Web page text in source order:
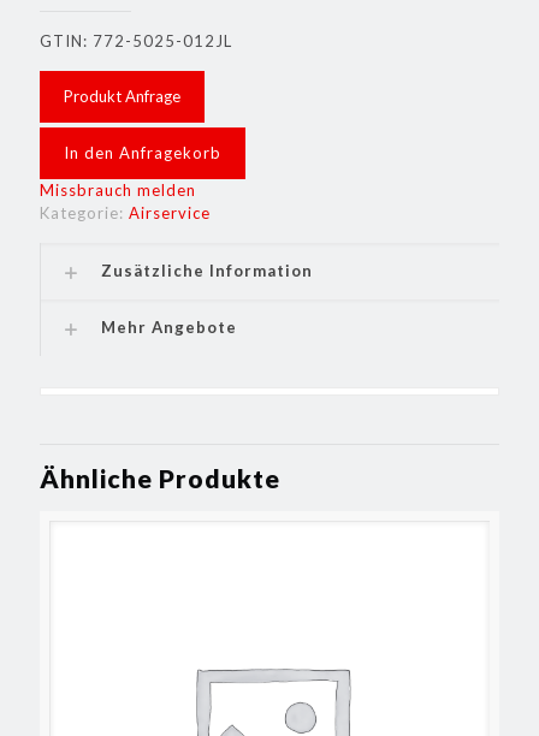
GTIN: 772-5025-012JL
Produkt Anfrage
In den Anfragekorb
Missbrauch melden
Kategorie: Airservice
Zusätzliche Information
Mehr Angebote
Ähnliche Produkte